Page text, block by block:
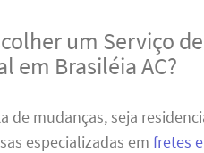
um Serviço
em Brasiléia AC?
de mudanças, seja
especializadas emfretes